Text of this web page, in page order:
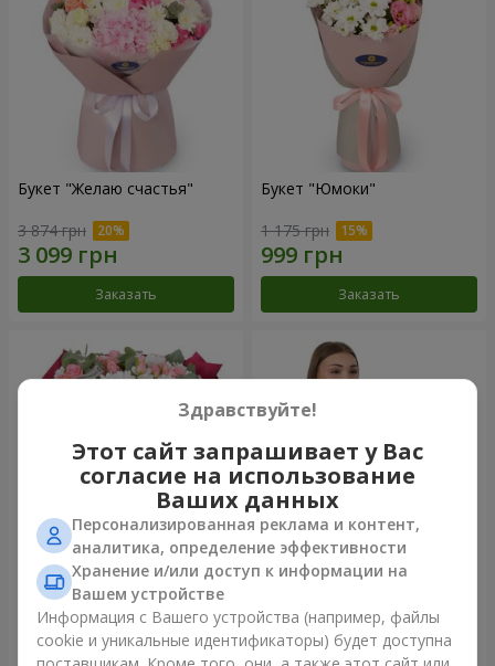
Букет "Желаю счастья"
3 874 грн
Заказать
Букет "Юмоки"
1 175 грн
Заказать
Букет "Очарование
нежности"
3 374 грн
Композиция "Белоснежная
гармония"
2 932 грн
Здравствуйте!
Этот сайт запрашивает у Вас
согласие на использование
Ваших данных
Персонализированная реклама и контент,
аналитика, определение эффективности
Хранение и/или доступ к информации на
Вашем устройстве
Информация с Вашего устройства (например, файлы
cookie и уникальные идентификаторы) будет доступна